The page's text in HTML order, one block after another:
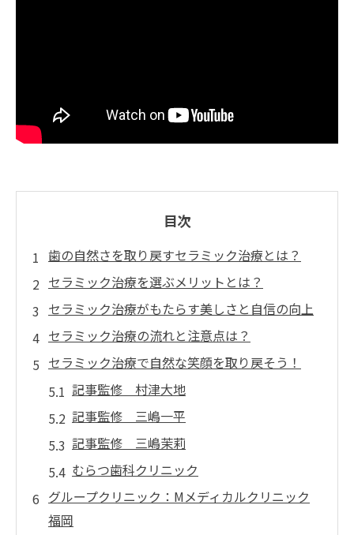
目次
歯の自然さを取り戻すセラミック治療とは？
セラミック治療を選ぶメリットとは？
セラミック治療がもたらす美しさと自信の向上
セラミック治療の流れと注意点は？
セラミック治療で自然な笑顔を取り戻そう！
記事監修 村津大地
記事監修 三嶋一平
記事監修 三嶋茉莉
むらつ歯科クリニック
グループクリニック：Mメディカルクリニック
福岡